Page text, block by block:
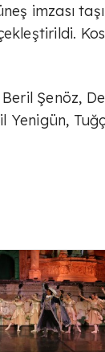
imzası
Şenöz,
Yenigün,